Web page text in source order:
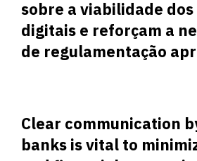
sobre a viabilidade
digitais e reforçam a
de regulamentação
Clear communication
banks is vital to